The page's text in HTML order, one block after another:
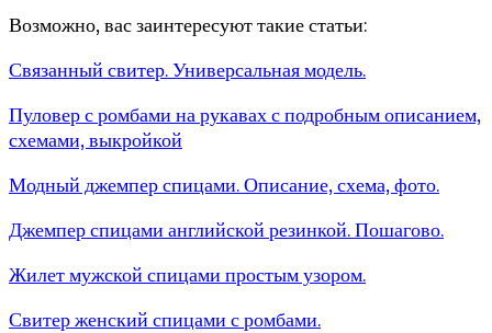
Возможно, вас заинтересуют такие статьи:
Связанный свитер. Универсальная модель.
Пуловер с ромбами на рукавах с подробным описанием,
схемами, выкройкой
Модный джемпер спицами. Описание, схема, фото.
Джемпер спицами английской резинкой. Пошагово.
Жилет мужской спицами простым узором.
Свитер женский спицами с ромбами.